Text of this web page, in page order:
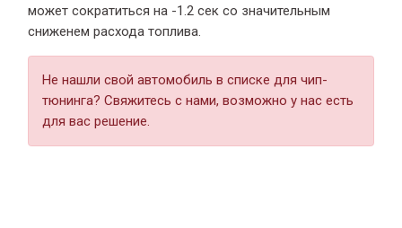
может сократиться на -1.2 сек со значительным
сниженем расхода топлива.
Не нашли свой автомобиль в списке для чип-
тюнинга? Свяжитесь с нами, возможно у нас есть
для вас решение.